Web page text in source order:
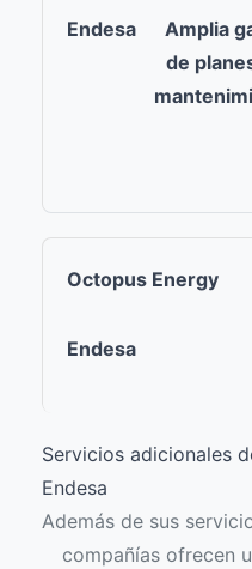
Amplia
de
Servicios adicionales
Endesa
Además de sus
compañías ofrecen